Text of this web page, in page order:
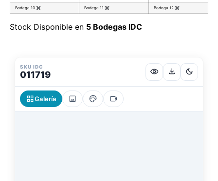
Bodega 10 ✖ Bodega 11 ✖ Bodega 12 ✖
Stock Disponible en 5 Bodegas IDC